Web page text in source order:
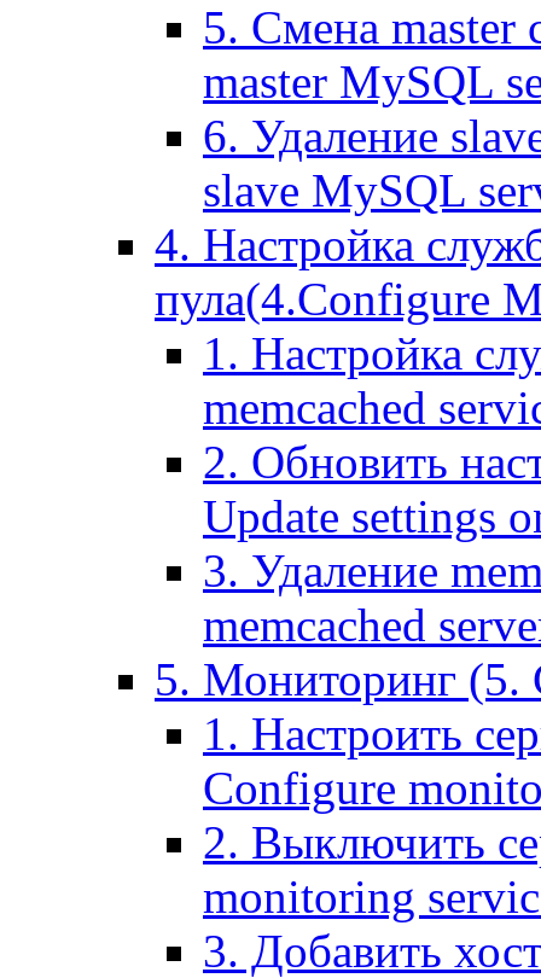
5. Смена master
master MySQL
6. Удаление
slave MySQL
4. Настройка
пула(4.Configure
1. Настройка
memcached
2. Обновить
Update settings
3. Удаление
memcached
5. Мониторинг (5.
1. Настроить
Configure
2. Выключить
monitoring
3. Добавить